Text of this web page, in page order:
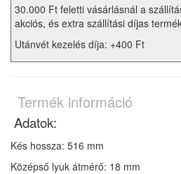
30.000 Ft feletti vásárlásnál a
akciós, és extra szállítási díjas
Utánvét kezelés díja: +400 Ft
Termék információ
Adatok:
Kés hossza: 516 mm
Középső lyuk átmérő: 18 mm